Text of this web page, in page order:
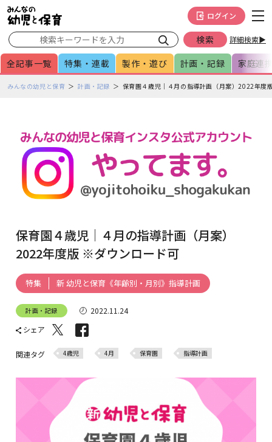
詳細検索▶
ログイン
全記事一覧 特集・連載 製作・遊び 計画・記録 家庭連
ペみんなの幼児と保育 計画・記録 保育園４歳児｜４月の指導計画（月案）2022年度
保育園４歳児｜４月の指導計画（月案）
2022年度版 ※ダウンロード可
特集 新 幼児と保育《年齢別・月別》指導計画
計画・記録
2022.11.24
シェア
関連タグ 4歳児 4月 保育園 指導計画